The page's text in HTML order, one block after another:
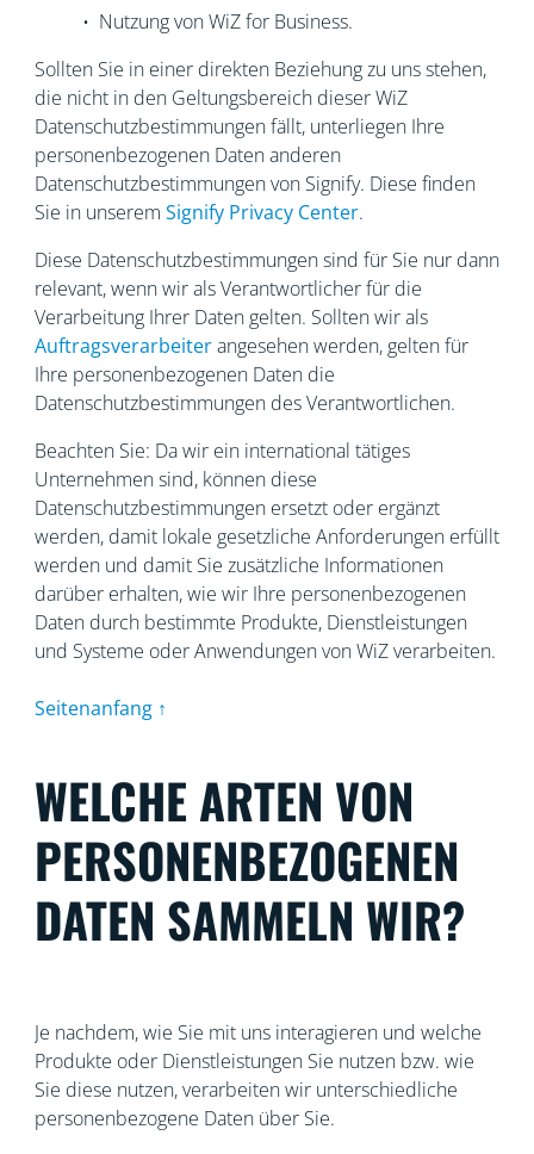
• Nutzung von WiZ for Business.
Sollten Sie in einer direkten Beziehung zu uns stehen,
die nicht in den Geltungsbereich dieser WiZ
Datenschutzbestimmungen fällt, unterliegen Ihre
personenbezogenen Daten anderen
Datenschutzbestimmungen von Signify. Diese finden
Sie in unserem Signify Privacy Center.
Diese Datenschutzbestimmungen sind für Sie nur dann
relevant, wenn wir als Verantwortlicher für die
Verarbeitung Ihrer Daten gelten. Sollten wir als
Auftragsverarbeiterangesehen werden, gelten für
Ihre personenbezogenen Daten die
Datenschutzbestimmungen des Verantwortlichen.
Beachten Sie: Da wir ein international tätiges
Unternehmen sind, können diese
Datenschutzbestimmungen ersetzt oder ergänzt
werden, damit lokale gesetzliche Anforderungen erfüllt
werden und damit Sie zusätzliche Informationen
darüber erhalten, wie wir Ihre personenbezogenen
Daten durch bestimmte Produkte, Dienstleistungen
und Systeme oder Anwendungen von WiZ verarbeiten.
Seitenanfang ↑
WELCHE ARTEN VON
PERSONENBEZOGENEN
DATEN SAMMELN WIR?
Je nachdem, wie Sie mit uns interagieren und welche
Produkte oder Dienstleistungen Sie nutzen bzw. wie
Sie diese nutzen, verarbeiten wir unterschiedliche
personenbezogene Daten über Sie.